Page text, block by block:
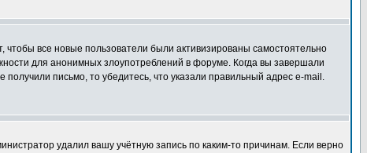
все новые пользователи были активизированы самостоятельно
для анонимных злоупотреблений в форуме. Когда вы завершали
письмо, то убедитесь, что указали правильный адрес e-mail.
удалил вашу учётную запись по каким-то причинам. Если верно